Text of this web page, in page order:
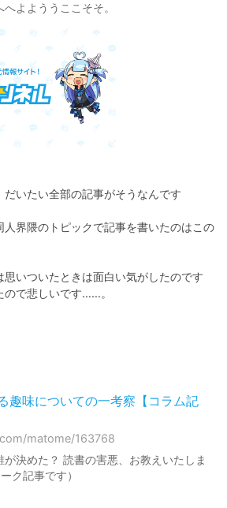
よよううここそそ。
いたい全部の記事がそうなんです
界隈のトピックで記事を書いたのはこの
いついたときは面白い気がしたのです
ので悲しいです……。
趣味についての一考察【コラム記
matome/163768
決めた？ 読書の害悪、お教えいたしま
ク記事です）